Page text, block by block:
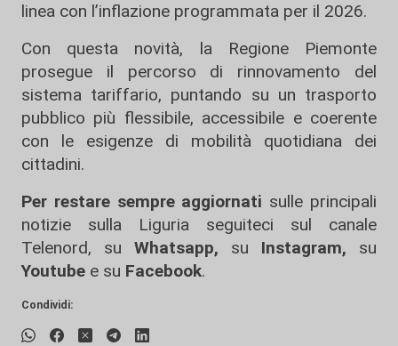
linea con l’inflazione programmata per il 2026.
Con questa novità, la Regione Piemonte
prosegue il percorso di rinnovamento del
sistema tariffario, puntando su un trasporto
pubblico più flessibile, accessibile e coerente
con le esigenze di mobilità quotidiana dei
cittadini.
Per restare sempre aggiornati sulle principali
notizie sulla Liguria seguiteci sul canale
Telenord, su
Whatsapp, su Instagram, su
Youtube e su Facebook.
Condividi: